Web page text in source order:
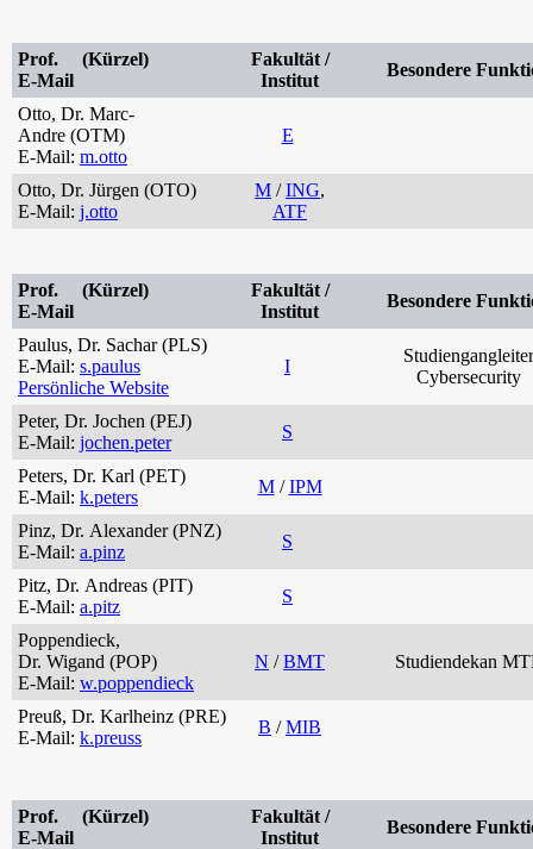
Prof. (Kürzel)
E-Mail
Fakultät /
Institut
Besondere
Otto, Dr. Marc-
Andre (OTM)
E-Mail: m.otto
E
Otto, Dr. Jürgen (OTO)
E-Mail: j.otto
M /ING,
ATF
Prof. (Kürzel)
E-Mail
Fakultät /
Institut
Besondere
Paulus, Dr. Sachar (PLS)
E-Mail: s.paulus
Persönliche Website
I
Studiengangleiter
Cybersecurity
Peter, Dr. Jochen (PEJ)
E-Mail: jochen.peter
S
Peters, Dr. Karl (PET)
E-Mail: k.peters
M/IPM
Pinz, Dr. Alexander (PNZ)
E-Mail: a.pinz
S
Pitz, Dr. Andreas (PIT)
E-Mail: a.pitz
S
Poppendieck,
Dr. Wigand (POP)
E-Mail: w.poppendieck
N /BMT Studiendekan
Preuß, Dr. Karlheinz (PRE)
E-Mail: k.preuss
B /MIB
Prof. (Kürzel)
E-Mail
Fakultät /
Institut
Besondere